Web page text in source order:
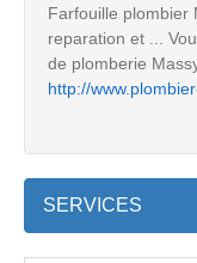
Farfouille plombier
reparation et ...
de plomberie
http://
SERVICES